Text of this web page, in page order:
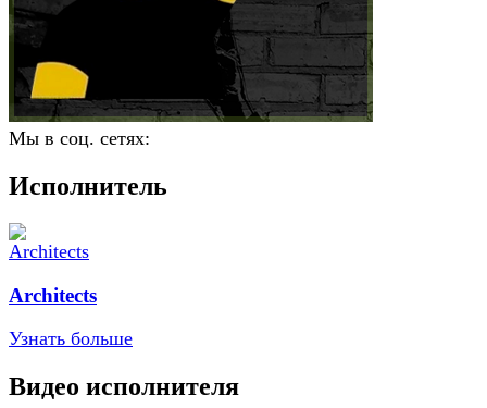
Мы в соц. сетях:
Исполнитель
Architects
Узнать больше
Видео исполнителя